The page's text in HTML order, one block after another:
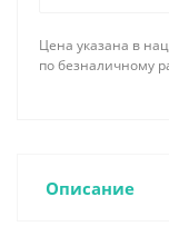
Цена указана в
по безналичному
Описание